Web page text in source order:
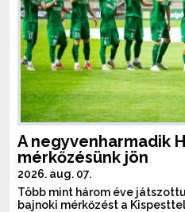
A negyvenharmadik
mérkőzésünk jön
2026. aug. 07.
Több mint három éve
bajnoki mérkőzést a